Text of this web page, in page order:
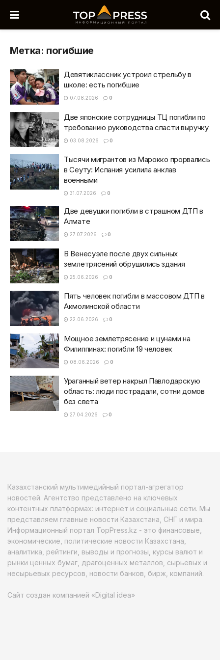
Метка: погибшие
Девятиклассник устроил стрельбу в
школе: есть погибшие
07.08.2026 0
Две японские сотрудницы ТЦ погибли по
требованию руководства спасти выручку
03.08.2026 0
Тысячи мигрантов из Марокко прорвались
в Сеуту: Испания усилила анклав
военными
31.07.2026 0
Две девушки погибли в страшном ДТП в
Алмате
27.07.2026 0
В Венесуэле после двух сильных
землетрясений обрушились здания
25.06.2026 0
Пять человек погибли в массовом ДТП в
Акмолинской области
22.06.2026 0
Мощное землетрясение и цунами на
Филиппинах: погибли 19 человек
08.06.2026 0
Ураганный ветер накрыл Павлодарскую
область: люди пострадали, сотни домов
без света
27.04.2026 0
Казахстанский мультимедийный портал-агрегатор
новостей. Агентство представлено на ключевых
контентных платформах: интернет и социальные сети. Мы
представляем главные новости Казахстана, СНГ и мира.
Информационный портал TopPress.kz - это финансовые,
экономические, политические новости Казахстана,
аналитика, рейтинги, выводы и прогнозы, курсы валют и
рынки ценных бумаг, драгоценных металлов, сырьевых и
несырьевых ресурсов, новости банков, бирж, компаний.
Сайт создан компанией «Digital idea»